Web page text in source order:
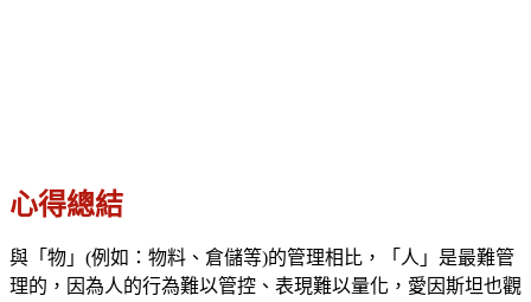
心得總結
與「物」(例如：物料、倉儲等)的管理相比，「人」是最難管
理的，因為人的行為難以管控、表現難以量化，愛因斯坦也觀